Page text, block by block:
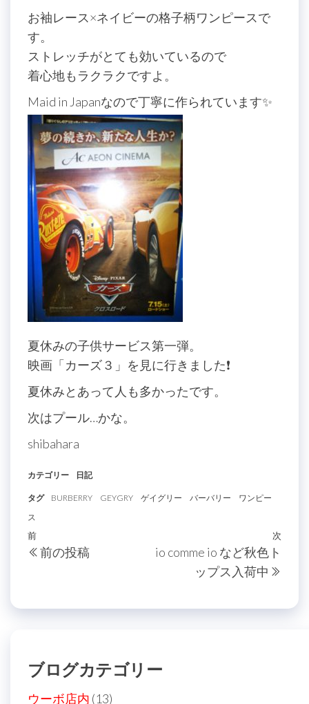
お袖レース×ネイビーの格子柄ワンピースで
す。
ストレッチがとても効いているので
着心地もラクラクですよ。
Maid in Japanなので丁寧に作られています✨
夏休みの子供サービス第一弾。
映画「カーズ３」を見に行きました❗️
夏休みとあって人も多かったです。
次はプール…かな。
shibahara
カテゴリー 日記
タグ BURBERRY GEYGRY ゲイグリー バーバリー
ワンピー
ス
投
稿
ビ
シ
ョ
過
去
前
前の投稿
次
次
io comme io など秋色ト
ップス入荷中
ブログカテゴリー
ウーボ店内 (13)